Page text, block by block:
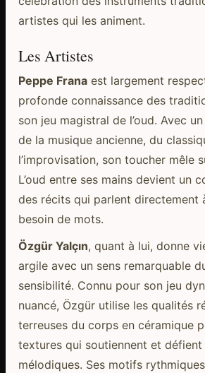
artistes qui les animent.
Les Artistes
Peppe Franaest largement
profonde connaissance des
son jeu magistral de l’oud. Avec
de la musique ancienne, du
l’improvisation, son toucher mêle
L’oud entre ses mains devient un
des récits qui parlent directement
besoin de mots.
Özgür Yalçın, quant à lui, donne
argile avec un sens remarquable
sensibilité. Connu pour son jeu
nuancé, Özgür utilise les qualités
terreuses du corps en céramique
textures qui soutiennent et défient
mélodiques. Ses motifs